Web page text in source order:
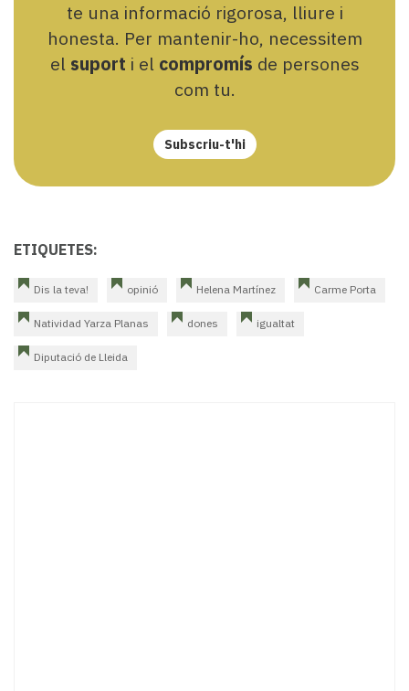
te una informació rigorosa, lliure i
honesta. Per mantenir-ho, necessitem
el suport i el compromís de persones
com tu.
Subscriu-t'hi
ETIQUETES:
Dis la teva! opinió Helena Martínez Carme Porta
Natividad Yarza Planas dones igualtat
Diputació de Lleida